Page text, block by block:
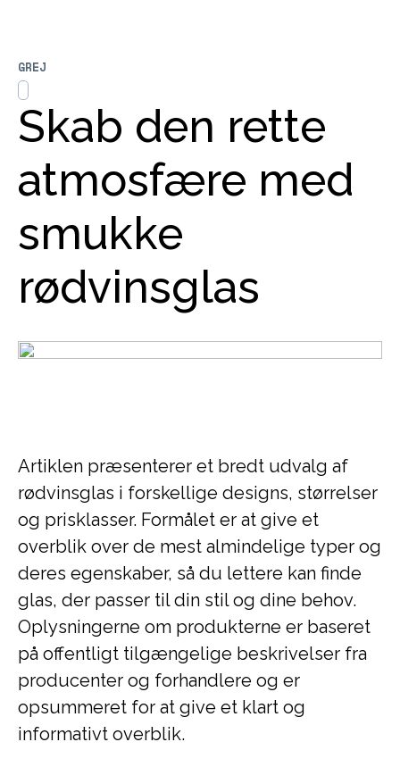
Skab den rette
atmosfære med
smukke
rødvinsglas
GREJ
Artiklen præsenterer et bredt udvalg af
rødvinsglas i forskellige designs, størrelser
og prisklasser. Formålet er at give et
overblik over de mest almindelige typer og
deres egenskaber, så du lettere kan finde
glas, der passer til din stil og dine behov.
Oplysningerne om produkterne er baseret
på offentligt tilgængelige beskrivelser fra
producenter og forhandlere og er
opsummeret for at give et klart og
informativt overblik.